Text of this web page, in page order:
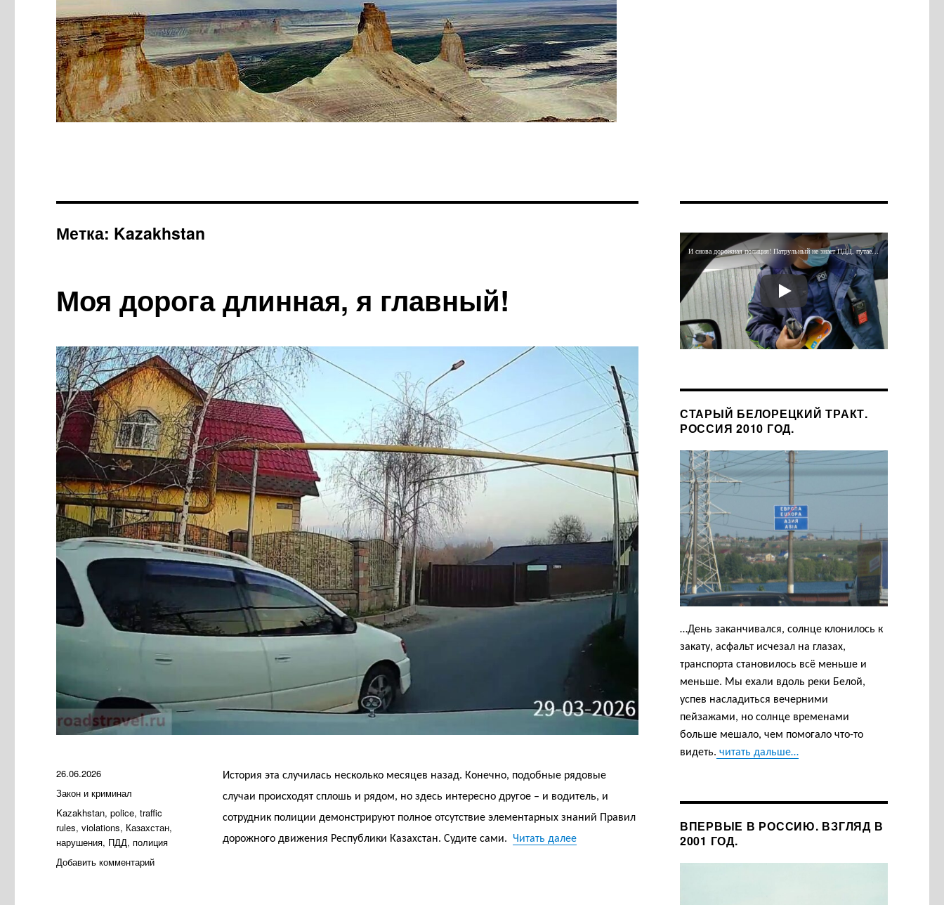
Метка: Kazakhstan
Моя дорога длинная, я главный!
История эта случилась несколько месяцев назад. Конечно, подобные рядовые
случаи происходят сплошь и рядом, но здесь интересно другое – и водитель, и
сотрудник полиции демонстрируют полное отсутствие элементарных знаний Правил
дорожного движения Республики Казахстан. Судите сами. Читать далее«Моя дорога длинная, я главный!»
Опубликовано
26.06.2026
Рубрики
Закон и криминал
Метки
Kazakhstan,police,traffic
rules,violations, Казахстан,
нарушения, ПДД,полиция
Добавить комментарийк
И снова дорожная полиция! Патрульный не знает ПДД, путается в знаках и требует снимать его на видео!
СТАРЫЙ БЕЛОРЕЦКИЙ ТРАКТ.
РОССИЯ 2010 ГОД.
…День заканчивался, солнце клонилось к
закату, асфальт исчезал на глазах,
транспорта становилось всё меньше и
меньше. Мы ехали вдоль реки Белой,
успев насладиться вечерними
пейзажами, но солнце временами
больше мешало, чем помогало что-то
видеть. читать дальше…
ВПЕРВЫЕ В РОССИЮ. ВЗГЛЯД В
2001 ГОД.